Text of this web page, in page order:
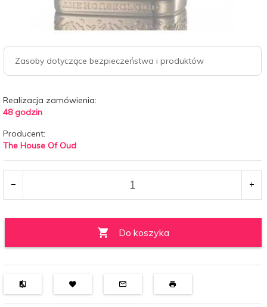
Zasoby dotyczące bezpieczeństwa i produktów
Realizacja zamówienia:
48 godzin
Producent:
The House Of Oud
Do koszyka